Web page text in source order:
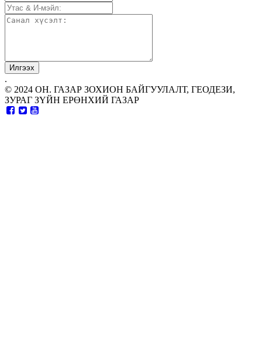
.
© 2024 ОН. ГАЗАР ЗОХИОН БАЙГУУЛАЛТ, ГЕОДЕЗИ,
ЗУРАГ ЗҮЙН ЕРӨНХИЙ ГАЗАР